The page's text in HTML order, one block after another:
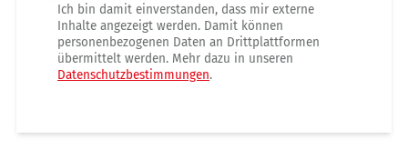
Ich bin damit einverstanden, dass mir externe
Inhalte angezeigt werden. Damit können
personenbezogenen Daten an Drittplattformen
übermittelt werden. Mehr dazu in unseren
Datenschutzbestimmungen.